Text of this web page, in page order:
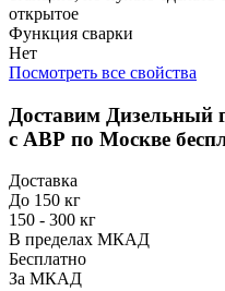
открытое
Функция сварки
Нет
Посмотреть все свойства
Доставим Дизельный
с АВР по Москве
Доставка
До 150 кг
150 - 300 кг
В пределах МКАД
Бесплатно
За МКАД